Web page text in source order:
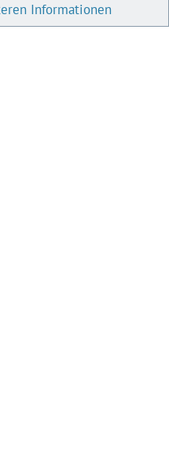
Informationen